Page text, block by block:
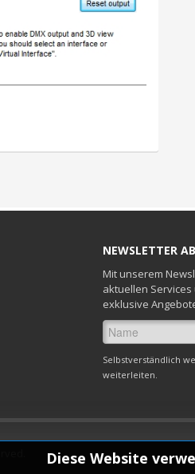
NEWSLETTER
Mit unserem
aktuellen
exklusive
Selbstverständlich
weiterleiten.
Diese Website